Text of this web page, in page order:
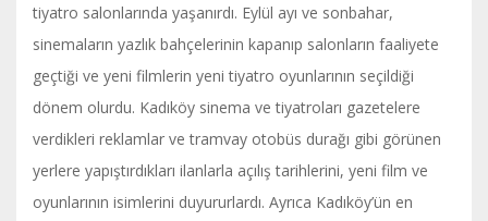
tiyatro salonlarında yaşanırdı. Eylül ayı ve sonbahar,
sinemaların yazlık bahçelerinin kapanıp salonların faaliyete
geçtiği ve yeni filmlerin yeni tiyatro oyunlarının seçildiği
dönem olurdu. Kadıköy sinema ve tiyatroları gazetelere
verdikleri reklamlar ve tramvay otobüs durağı gibi görünen
yerlere yapıştırdıkları ilanlarla açılış tarihlerini, yeni film ve
oyunlarının isimlerini duyururlardı. Ayrıca Kadıköy’ün en